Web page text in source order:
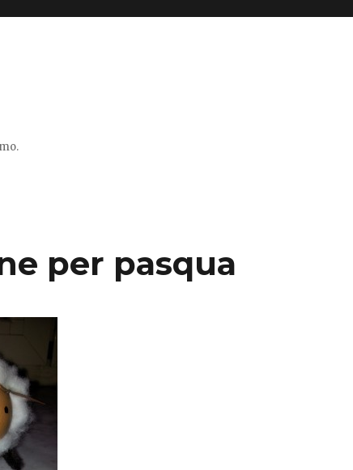
per pasqua